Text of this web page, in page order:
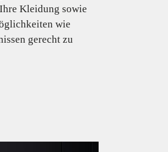
Kleidung sowie
wie
gerecht zu